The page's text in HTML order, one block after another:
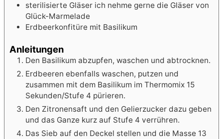
sterilisierte Gläser ich nehme gerne die Gläser von
Glück-Marmelade
Erdbeerkonfitüre mit Basilikum
Anleitungen
Den Basilikum abzupfen, waschen und abtrocknen.
Erdbeeren ebenfalls waschen, putzen und
zusammen mit dem Basilikum im Thermomix 15
Sekunden/Stufe 4 pürieren.
Den Zitronensaft und den Gelierzucker dazu geben
und das Ganze kurz auf Stufe 4 verrühren.
Das Sieb auf den Deckel stellen und die Masse 13